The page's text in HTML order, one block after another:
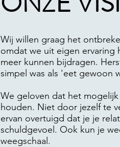
Wij willen graag het
omdat we uit eigen ervaring
meer kunnen bijdragen.
simpel was als 'eet gewoon
We geloven dat het
houden. Niet door jezelf te
ervan overtuigd dat je je
schuldgevoel. Ook kun je
weegschaal.